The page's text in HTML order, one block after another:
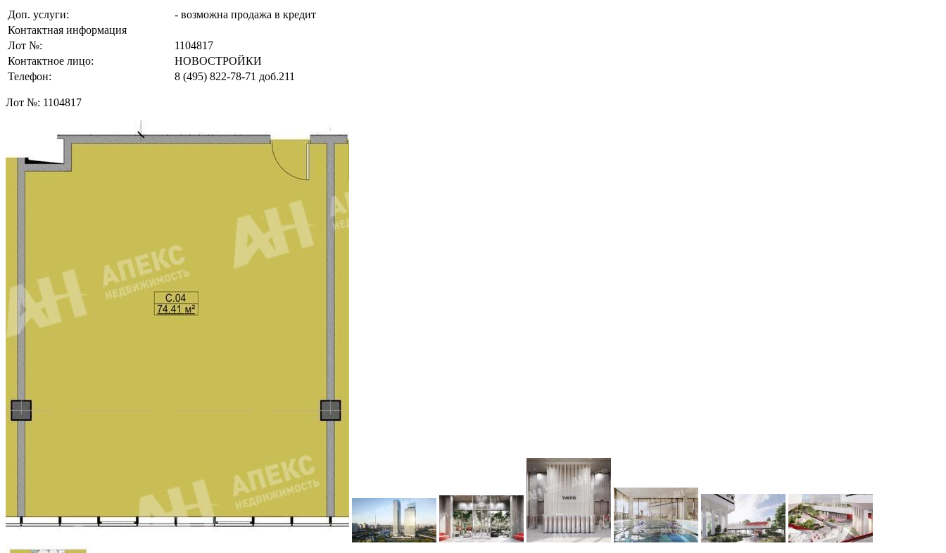
Доп. услуги:
- возможна продажа в кредит
Контактная информация
Лот №:
1104817
Контактное лицо:
НОВОСТРОЙКИ
Телефон:
8 (495) 822-78-71 доб.211
Лот №: 1104817